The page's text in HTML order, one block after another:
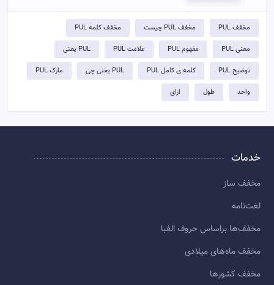
مخفف PUL مخفف PUL چیست مخفف کلمه PUL
معنی PUL مفهوم PUL علامت PUL PUL یعنی
توضيح PUL کلمه ی کامل PUL PUL یعنی چی مارک PUL
واحد طول ازای
خدمات
مخفف ساز
لغت‌نامه
مخفف‌ها براساس حروف الفبا
مخفف ماه‌های میلادی
مخفف کشورها